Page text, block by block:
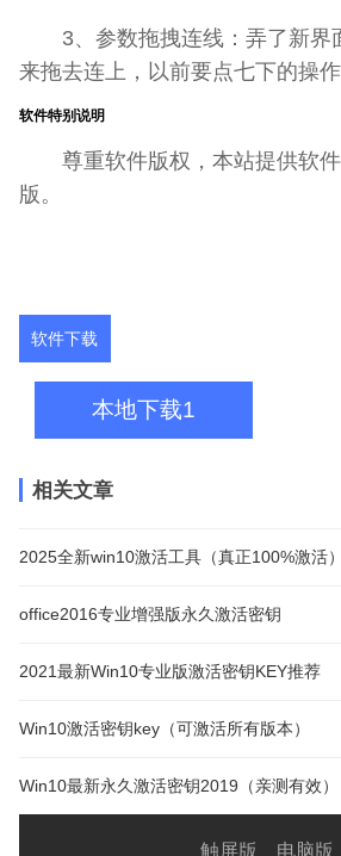
3、参数拖拽连线：弄了新界
来拖去连上，以前要点七下的操作
软件特别说明
尊重软件版权，本站提供软件
版。
软件下载
本地下载1
相关文章
2025全新win10激活工具（真正100%激活）
office2016专业增强版永久激活密钥
2021最新Win10专业版激活密钥KEY推荐
Win10激活密钥key（可激活所有版本）
Win10最新永久激活密钥2019（亲测有效）
触屏版 电脑版